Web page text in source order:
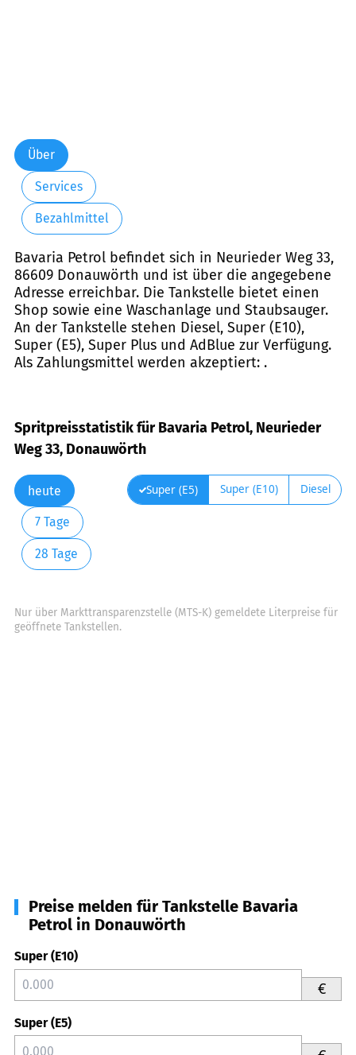
Über
Services
Bezahlmittel
Bavaria Petrol befindet sich in Neurieder Weg 33,
86609 Donauwörth und ist über die angegebene
Adresse erreichbar. Die Tankstelle bietet einen
Shop sowie eine Waschanlage und Staubsauger.
An der Tankstelle stehen Diesel, Super (E10),
Super (E5), Super Plus und AdBlue zur Verfügung.
Als Zahlungsmittel werden akzeptiert: .
Spritpreisstatistik für Bavaria Petrol, Neurieder
Weg 33, Donauwörth
heute
7 Tage
28 Tage
Super (E5) Super (E10) Diesel
Nur über Markttransparenzstelle (MTS-K) gemeldete Literpreise für
geöffnete Tankstellen.
Preise melden für Tankstelle Bavaria
Petrol in Donauwörth
Super (E10)
€
Super (E5)